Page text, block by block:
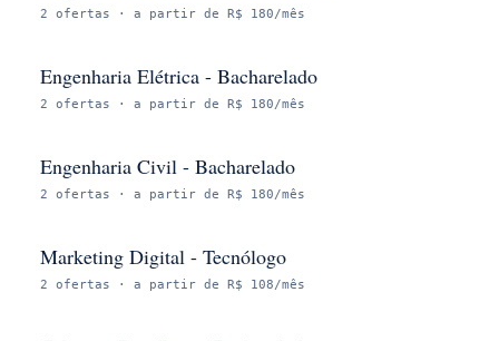
2 ofertas · a partir de R$ 180/mês
Engenharia Elétrica - Bacharelado
2 ofertas · a partir de R$ 180/mês
Engenharia Civil - Bacharelado
2 ofertas · a partir de R$ 180/mês
Marketing Digital - Tecnólogo
2 ofertas · a partir de R$ 108/mês